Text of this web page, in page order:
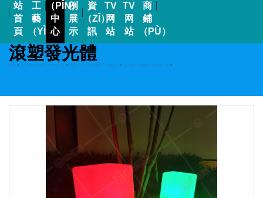
站
首
頁
工
藝
（YÌ）
（PǏN）
中
心
例
展
示
資
（ZĪ）
訊
TV
网
站
TV
网
站
商
鋪
（PÙ）
滾塑發光體
首頁 > 產（chǎn）品中（zhōng）心 > 滾塑（sù）開發與加工（gōng） > 滾（gǔn）塑發光（guāng）體 >